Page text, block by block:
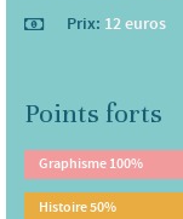
Prix: 12 euros
Points forts
Graphisme100%
Histoire50%